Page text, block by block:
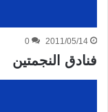
2011/05/14
0
فنادق النجمتين